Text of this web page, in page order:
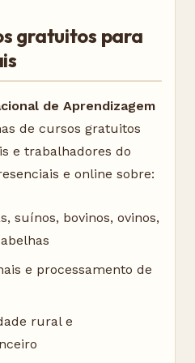
gratuitos para
de Aprendizagem
de cursos gratuitos
e trabalhadores do
e online sobre:
suínos, bovinos, ovinos,
e processamento de
rural e